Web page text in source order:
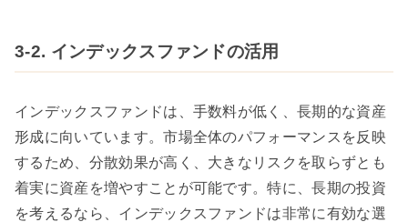
3-2. インデックスファンドの活用
インデックスファンドは、手数料が低く、長期的な資産
形成に向いています。市場全体のパフォーマンスを反映
するため、分散効果が高く、大きなリスクを取らずとも
着実に資産を増やすことが可能です。特に、長期の投資
を考えるなら、インデックスファンドは非常に有効な選